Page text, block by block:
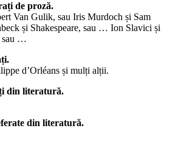
de proză.
Van Gulik, sau Iris Murdoch și Sam
și Shakespeare, sau … Ion Slavici și
sau …
d’Orléans și mulți alții.
din literatură.
din literatură.